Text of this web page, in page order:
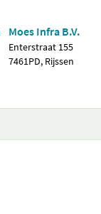
Moes Infra B.V.
Enterstraat 155
7461PD, Rijssen